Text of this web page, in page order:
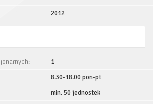
2012
1
8.30-18.00 pon-pt
min. 50 jednostek